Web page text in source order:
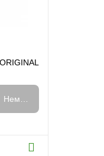
Немає в наявності